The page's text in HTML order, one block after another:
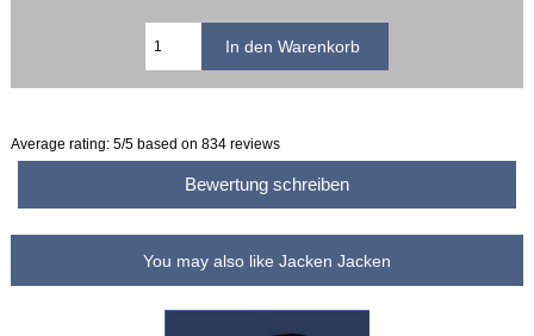
Average rating:5/5 based on834 reviews
Bewertung schreiben
You may also like Jacken Jacken